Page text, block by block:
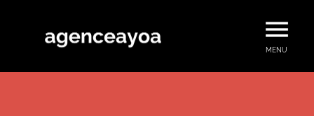
MENU